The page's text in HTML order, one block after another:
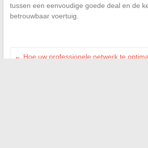
tussen een eenvoudige goede deal en de
betrouwbaar voertuig.
← Hoe uw professionele netwerk te